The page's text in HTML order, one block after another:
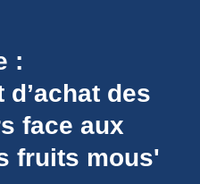
:
des
face aux
fruits mous'